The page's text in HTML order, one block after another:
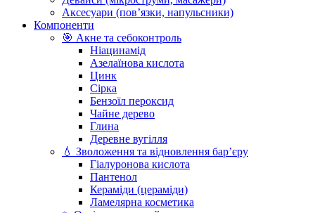
Аксесуари (повʼязки, напульсники)
Компоненти
🎯 Акне та себоконтроль
Ніацинамід
Азелаїнова кислота
Цинк
Сірка
Бензоїл пероксид
Чайне дерево
Глина
Деревне вугілля
💧 Зволоження та відновлення бар’єру
Гіалуронова кислота
Пантенол
Кераміди (цераміди)
Ламелярна косметика